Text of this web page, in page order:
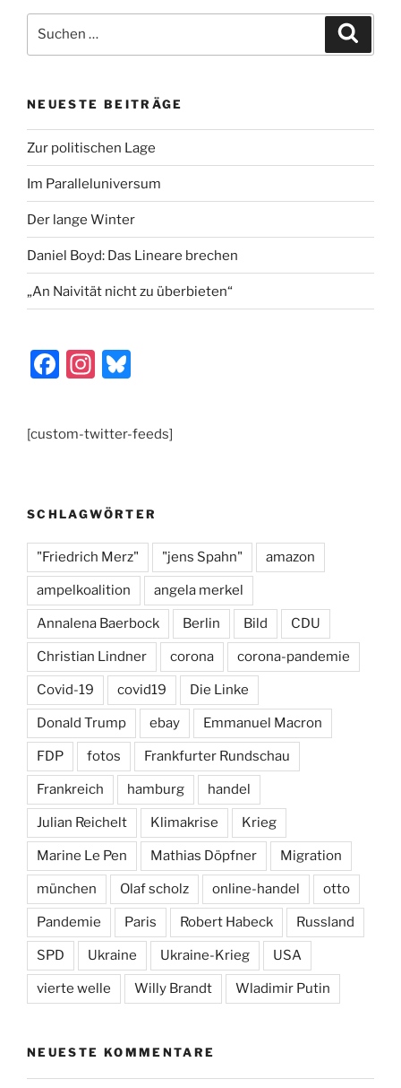
e
b
o
k
o
d
n
l
n
nach:
NEUESTE BEITRÄGE
Zur politischen Lage
Im Paralleluniversum
Der lange Winter
Daniel Boyd: Das Lineare brechen
„An Naivität nicht zu überbieten“
F
e
o
o
k
In
a
gr
m
e
s
y
[custom-twitter-feeds]
SCHLAGWÖRTER
"Friedrich Merz" "jens Spahn" amazon
ampelkoalition angela merkel
Annalena Baerbock Berlin Bild CDU
Christian Lindner corona corona-pandemie
Covid-19 covid19 Die Linke
Donald Trump ebay Emmanuel Macron
FDP fotos Frankfurter Rundschau
Frankreich hamburg handel
Julian Reichelt Klimakrise Krieg
Marine Le Pen Mathias Döpfner Migration
münchen Olaf scholz online-handel otto
Pandemie Paris Robert Habeck Russland
SPD Ukraine Ukraine-Krieg USA
vierte welle Willy Brandt Wladimir Putin
NEUESTE KOMMENTARE